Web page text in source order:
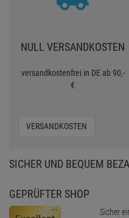
NULL VERSANDKOSTEN
versandkostenfrei in DE ab 90,-
€
VERSANDKOSTEN
SICHER UND BEQUEM
GEPRÜFTER SHOP
Sicher